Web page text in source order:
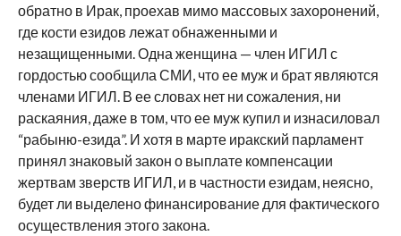
обратно в Ирак, проехав мимо массовых захоронений,
где кости езидов лежат обнаженными и
незащищенными. Одна женщина — член ИГИЛ с
гордостью сообщила СМИ, что ее муж и брат являются
членами ИГИЛ. В ее словах нет ни сожаления, ни
раскаяния, даже в том, что ее муж купил и изнасиловал
“рабыню-езида”. И хотя в марте иракский парламент
принял знаковый закон о выплате компенсации
жертвам зверств ИГИЛ, и в частности езидам, неясно,
будет ли выделено финансирование для фактического
осуществления этого закона.